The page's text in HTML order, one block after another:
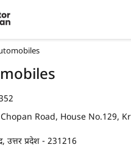
Road, House No.129,
उत्तर प्रदेश - 231216